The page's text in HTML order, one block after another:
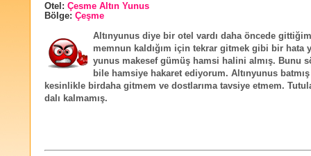
Otel: Çesme Altın Yunus
Bölge: Çeşme
Altınyunus diye bir otel vardı daha öncede
memnun kaldığım için tekrar gitmek gibi bir hata
yunus makesef gümüş hamsi halini almış. Bunu
bile hamsiye hakaret ediyorum. Altınyunus
kesinlikle birdaha gitmem ve dostlarıma tavsiye etmem.
dalı kalmamış.